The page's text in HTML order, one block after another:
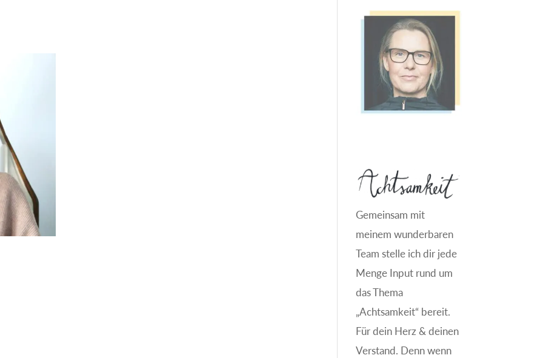
Gemeinsam mit
meinem wunderbaren
Team stelle ich dir jede
Menge Input rund um
das Thema
„Achtsamkeit“ bereit.
Für dein Herz & deinen
Verstand. Denn wenn